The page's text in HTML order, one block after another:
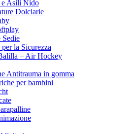
e Asili Nido
Dolciarie
Sedie
la Sicurezza
– Air Hockey
Antitrauma in gomma
per bambini